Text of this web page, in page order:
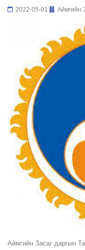
2022-05-01 Аймгийн
Аймгийн Засаг даргын